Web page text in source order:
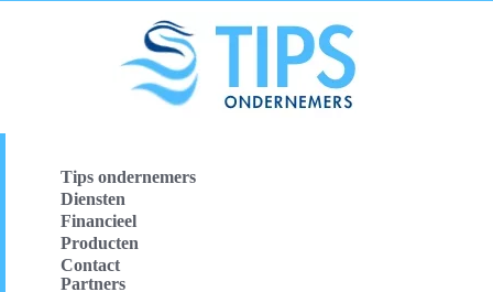
Tips ondernemers
Diensten
Financieel
Producten
Contact
Partners